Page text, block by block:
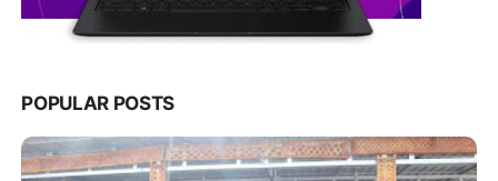
POPULAR POSTS